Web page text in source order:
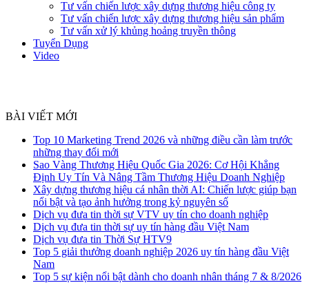
Tư vấn chiến lược xây dựng thương hiệu công ty
Tư vấn chiến lược xây dựng thương hiệu sản phẩm
Tư vấn xử lý khủng hoảng truyền thông
Tuyển Dụng
Video
BÀI VIẾT MỚI
Top 10 Marketing Trend 2026 và những điều cần làm trước
những thay đổi mới
Sao Vàng Thương Hiệu Quốc Gia 2026: Cơ Hội Khẳng
Định Uy Tín Và Nâng Tầm Thương Hiệu Doanh Nghiệp
Xây dựng thương hiệu cá nhân thời AI: Chiến lược giúp bạn
nổi bật và tạo ảnh hưởng trong kỷ nguyên số
Dịch vụ đưa tin thời sự VTV uy tín cho doanh nghiệp
Dịch vụ đưa tin thời sự uy tín hàng đầu Việt Nam
Dịch vụ đưa tin Thời Sự HTV9
Top 5 giải thưởng doanh nghiệp 2026 uy tín hàng đầu Việt
Nam
Top 5 sự kiện nổi bật dành cho doanh nhân tháng 7 & 8/2026